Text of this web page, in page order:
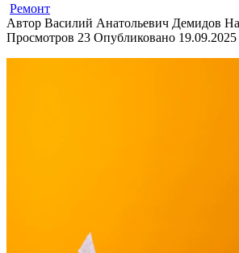
Ремонт
Автор Василий Анатольевич Демидов
Просмотров 23 Опубликовано 19.09.2025